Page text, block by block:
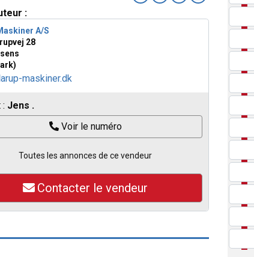
:
A/S
28
maskiner.dk
Jens .
Voir le numéro
Toutes les annonces de ce vendeur
Contacter le vendeur